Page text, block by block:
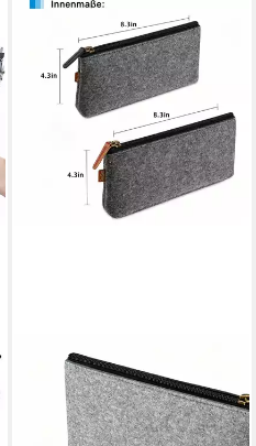
DIWZBYN
Federmäppchen
Federmäppchen Filz 2er Set
mit Reißverschluss, Stifteetui,